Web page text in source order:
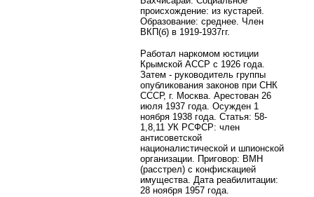
происхождение: из кустарей.
Образование: среднее. Член
ВКП(б) в 1919-1937гг.
Работал наркомом юстиции
Крымской АССР с 1926 года.
Затем - руководитель группы
опубликования законов при СНК
СССР, г. Москва. Арестован 26
июля 1937 года. Осужден 1
ноября 1938 года. Статья: 58-
1,8,11 УК РСФСР: член
антисоветской
националистической и шпионской
организации. Приговор: ВМН
(расстрел) с конфискацией
имущества. Дата реабилитации:
28 ноября 1957 года.